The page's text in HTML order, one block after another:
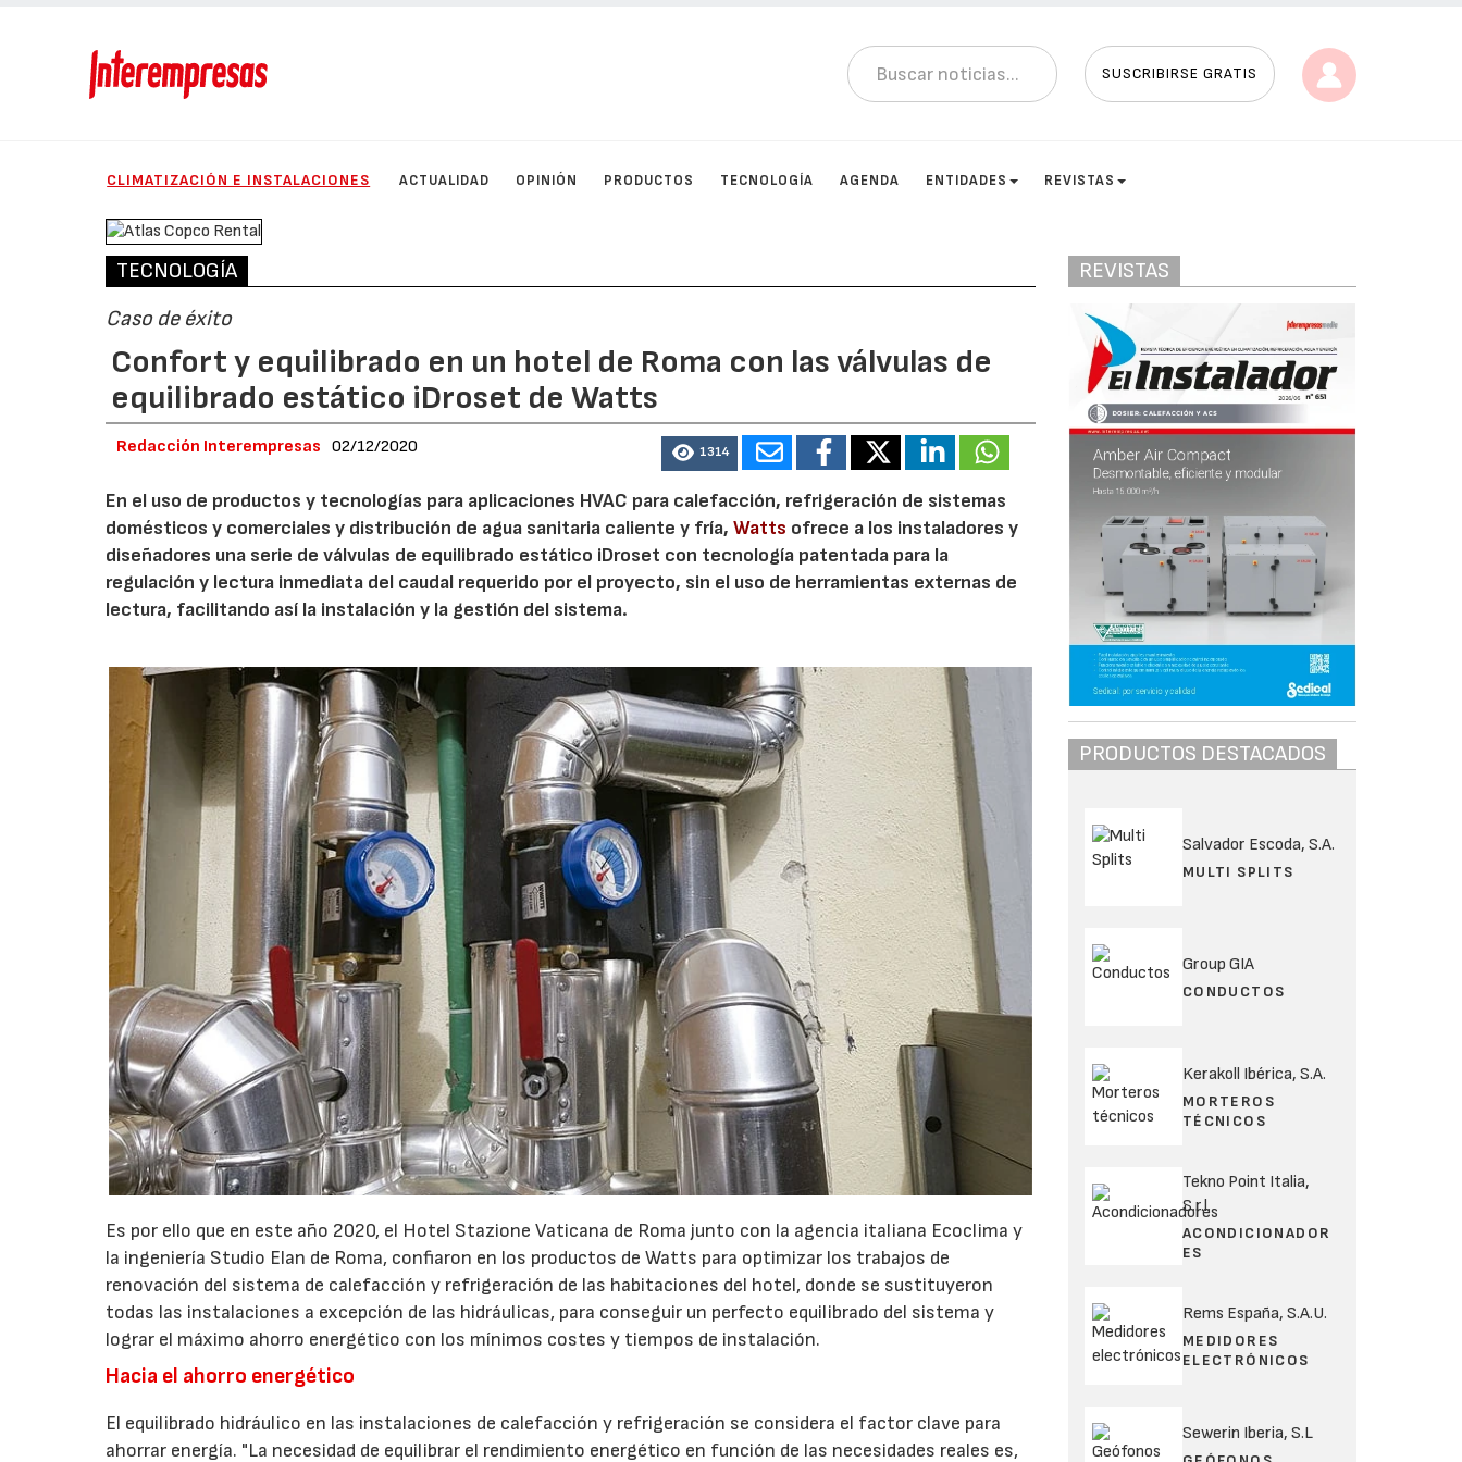
SUSCRIBIRSE GRATIS
CLIMATIZACIÓN E INSTALACIONES ACTUALIDAD OPINIÓN PRODUCTOS TECNOLOGÍA AGENDA ENTIDADES REVISTAS
TECNOLOGÍA
Caso de éxito
Confort y equilibrado en un hotel de Roma con las válvulas de
equilibrado estático iDroset de Watts
Redacción Interempresas 02/12/2020 1314
En el uso de productos y tecnologías para aplicaciones HVAC para calefacción, refrigeración de sistemas
domésticos y comerciales y distribución de agua sanitaria caliente y fría,Watts ofrece a los instaladores y
diseñadores una serie de válvulas de equilibrado estático iDroset con tecnología patentada para la
regulación y lectura inmediata del caudal requerido por el proyecto, sin el uso de herramientas externas de
lectura, facilitando así la instalación y la gestión del sistema.
Es por ello que en este año 2020, el Hotel Stazione Vaticana de Roma junto con la agencia italiana Ecoclima y
la ingeniería Studio Elan de Roma, confiaron en los productos de Watts para optimizar los trabajos de
renovación del sistema de calefacción y refrigeración de las habitaciones del hotel, donde se sustituyeron
todas las instalaciones a excepción de las hidráulicas, para conseguir un perfecto equilibrado del sistema y
lograr el máximo ahorro energético con los mínimos costes y tiempos de instalación.
Hacia el ahorro energético
El equilibrado hidráulico en las instalaciones de calefacción y refrigeración se considera el factor clave para
ahorrar energía. "La necesidad de equilibrar el rendimiento energético en función de las necesidades reales es,
REVISTAS
PRODUCTOS DESTACADOS
Salvador Escoda, S.A.
MULTI SPLITS
Group GIA
CONDUCTOS
Kerakoll Ibérica, S.A.
MORTEROS
TÉCNICOS
Tekno Point Italia,
S.r.l.
ACONDICIONADOR
ES
Rems España, S.A.U.
MEDIDORES
ELECTRÓNICOS
Sewerin Iberia, S.L